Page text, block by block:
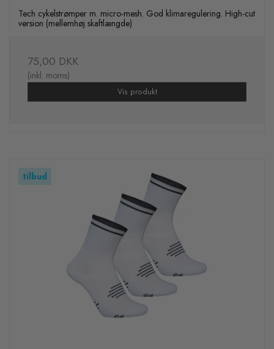
Tech cykelstrømper m. micro-mesh. God klimaregulering. High-cut
version (mellemhøj skaftlængde)
75,00 DKK
(inkl. moms)
Vis produkt
tilbud